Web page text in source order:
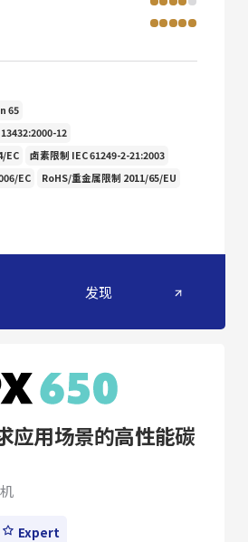
65
12
EC
卤素限制 IEC 61249-2-21:2003
EC
RoHS/重金属限制 2011/65/EU
发现
应用场景的高性能碳
Expert